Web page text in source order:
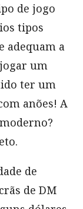
de jogo
tipos
adequam a
um
ter um
anões! A
de
de DM